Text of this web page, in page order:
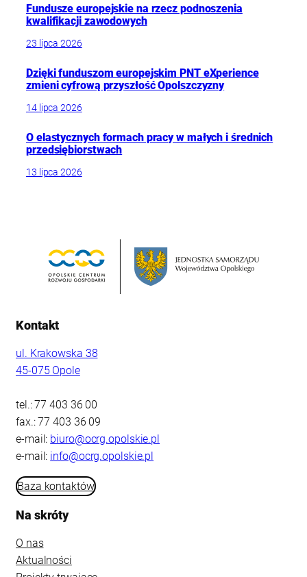
Fundusze europejskie na rzecz podnoszenia
kwalifikacji zawodowych
23 lipca 2026
Dzięki funduszom europejskim PNT eXperience
zmieni cyfrową przyszłość Opolszczyzny
14 lipca 2026
O elastycznych formach pracy w małych i średnich
przedsiębiorstwach
13 lipca 2026
Kontakt
ul. Krakowska 38
45-075 Opole
tel.: 77 403 36 00
fax.: 77 403 36 09
e-mail: biuro@ocrg.opolskie.pl
e-mail: info@ocrg.opolskie.pl
Baza kontaktów
Na skróty
O nas
Aktualności